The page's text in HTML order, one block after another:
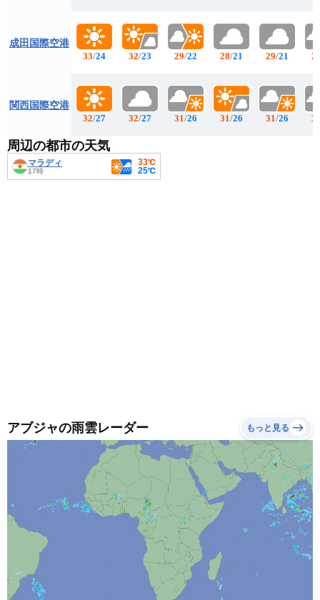
成田国際空港
関西国際空港
33/24
32/27
32/23
32/27
29/22
31/26
28/21
31/26
29/21
31/26
周辺の都市の天気
マラディ
17時
33℃
25℃
アブジャの雨雲レーダー もっと見る